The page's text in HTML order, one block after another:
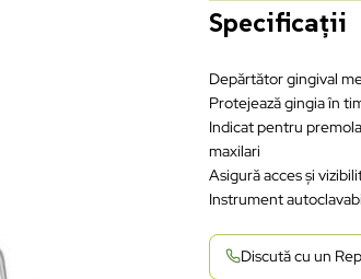
Specificații
Depărtător gingival
Protejează gingia în
Indicat pentru
maxilari
Asigură acces și
Instrument
Discută cu un Rep